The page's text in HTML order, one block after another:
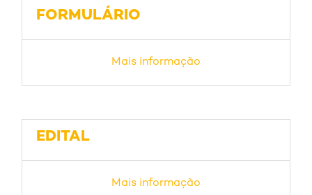
FORMULÁRIO
Mais informação
EDITAL
Mais informação